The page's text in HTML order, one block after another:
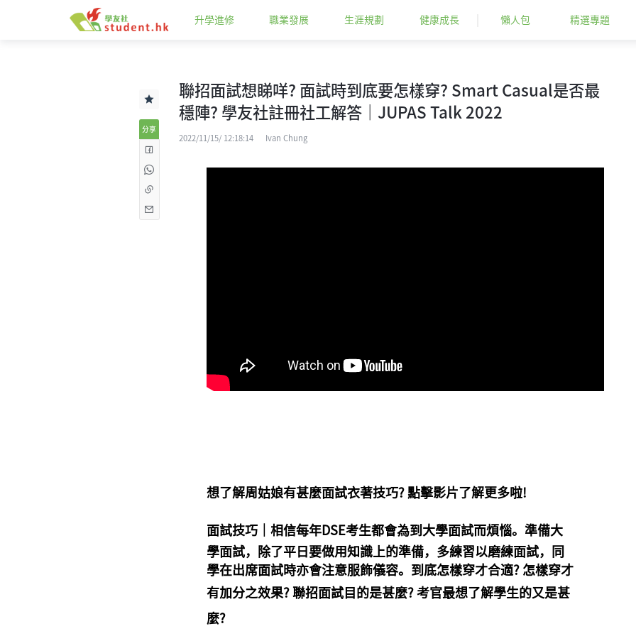
升學進修 職業發展 生涯規劃 健康成長 懶人包 精選專題
分享
聯招面試想睇咩? 面試時到底要怎樣穿? Smart Casual是否最
穩陣? 學友社註冊社工解答｜JUPAS Talk 2022
2022/11/15/ 12:18:14 Ivan Chung
想了解周姑娘有甚麼面試衣著技巧? 點擊影片了解更多啦!
面試技巧｜相信每年DSE考生都會為到大學面試而煩惱。準備大
學面試，除了平日要做用知識上的準備，多練習以磨練面試，同
學在出席面試時亦會注意服飾儀容。到底怎樣穿才合適? 怎樣穿才
有加分之效果?聯招面試目的是甚麼? 考官最想了解學生的又是甚
麼?